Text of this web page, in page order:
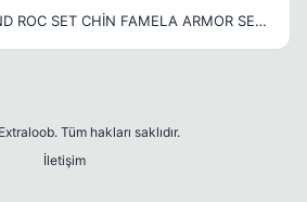
Tüm hakları saklıdır.
İletişim